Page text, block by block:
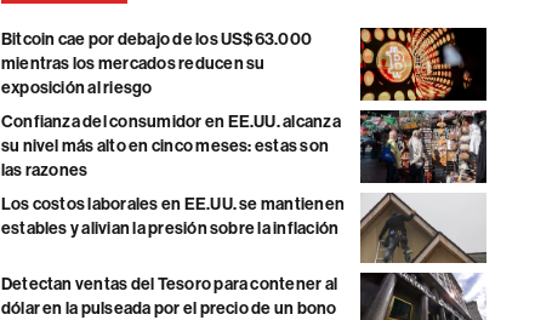
Bitcoin cae por debajo de los US$63.000
mientras los mercados reducen su
exposición al riesgo
Confianza del consumidor en EE.UU. alcanza
su nivel más alto en cinco meses: estas son
las razones
Los costos laborales en EE.UU. se mantienen
estables y alivian la presión sobre la inflación
Detectan ventas del Tesoro para contener al
dólar en la pulseada por el precio de un bono